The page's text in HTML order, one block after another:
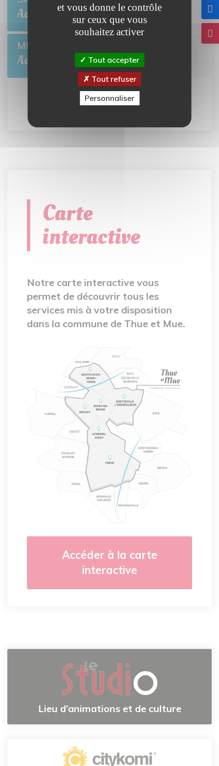
Août BRETTEVILLE-L'ORGUEILLEUSE
MER 26
Août BRETTEVILLE-L'ORGUEILLEUSE
Tout l'agenda
Carte
interactive
Notre carte interactive vous
permet de découvrir tous les
services mis à votre disposition
dans la commune de Thue et Mue.
Accéder à la carte
interactive
Lieu d’animations et de culture
et vous donne le contrôle
sur ceux que vous
souhaitez activer
Tout accepter
Tout refuser
Personnaliser